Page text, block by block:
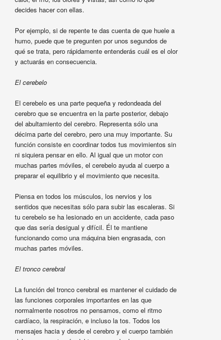
decides hacer con ellas.
Por ejemplo, si de repente te das cuenta de que huele a
humo, puede que te pregunten por unos segundos de
qué se trata, pero rápidamente entenderás cuál es el olor
y actuarás en consecuencia.
El cerebelo
El cerebelo es una parte pequeña y redondeada del
cerebro que se encuentra en la parte posterior, debajo
del abultamiento del cerebro. Representa sólo una
décima parte del cerebro, pero una muy importante. Su
función consiste en coordinar todos tus movimientos sin
ni siquiera pensar en ello. Al igual que un motor con
muchas partes móviles, el cerebelo ayuda al cuerpo a
preparar el equilibrio y el movimiento que necesita.
Piensa en todos los músculos, los nervios y los
sentidos que necesitas sólo para subir las escaleras. Si
tu cerebelo se ha lesionado en un accidente, cada paso
que das sería desigual y difícil. Él te mantiene
funcionando como una máquina bien engrasada, con
muchas partes móviles.
El tronco cerebral
La función del tronco cerebral es mantener el cuidado de
las funciones corporales importantes en las que
normalmente nosotros no pensamos, como el ritmo
cardíaco, la respiración, e incluso la tos. Todos los
mensajes hacia y desde el cerebro y el cuerpo también